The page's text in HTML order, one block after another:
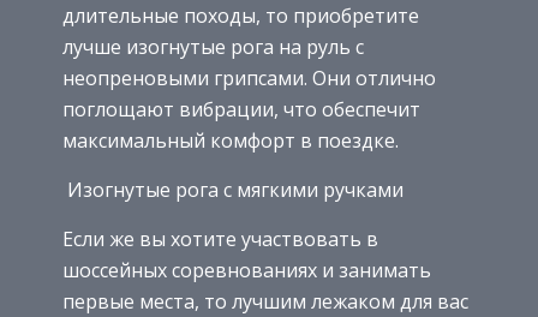
длительные походы, то приобретите
лучше изогнутые рога на руль с
неопреновыми грипсами. Они отлично
поглощают вибрации, что обеспечит
максимальный комфорт в поездке.
Изогнутые рога с мягкими ручками
Если же вы хотите участвовать в
шоссейных соревнованиях и занимать
первые места, то лучшим лежаком для вас